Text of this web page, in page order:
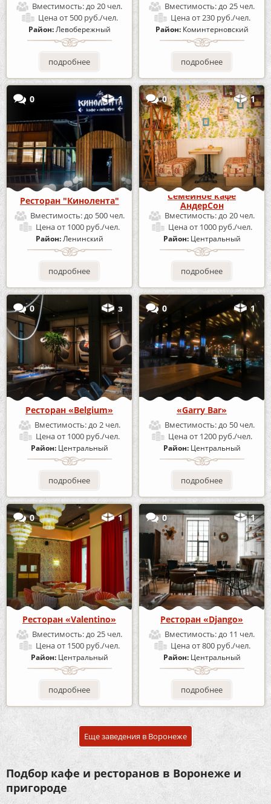
Вместимость:до 20 чел.
Ценаот 500 руб./чел.
Район:Левобережный
подробнее
Вместимость:до 25 чел.
Ценаот 230 руб./чел.
Район: Коминтерновский
подробнее
0 1
Ресторан "Кинолента"
Вместимость:до 500 чел.
Ценаот 1000 руб./чел.
Район:Ленинский
подробнее
0 1
Семейное кафе
АндерСон
Вместимость:до 20 чел.
Ценаот 1000 руб./чел.
Район: Центральный
подробнее
0 з
Ресторан «Belgium»
Вместимость:до 2 чел.
Ценаот 1000 руб./чел.
Район: Центральный
подробнее
0 1
«Garry Bar»
Вместимость:до 50 чел.
Ценаот 1200 руб./чел.
Район: Центральный
подробнее
0 1
Ресторан «Valentino»
Вместимость:до 25 чел.
Ценаот 1500 руб./чел.
Район: Центральный
подробнее
0 1
Ресторан «Django»
Вместимость:до 11 чел.
Ценаот 800 руб./чел.
Район: Центральный
подробнее
Еще заведения в Воронеже
Подбор кафе и ресторанов в Воронеже и
пригороде